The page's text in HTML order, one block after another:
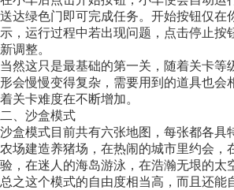
送达绿色门即可完成任务。开始按钮仅在
示，运行过程中若出现问题，点击停止按
新调整。
当然这只是最基础的第一关，随着关卡等
形会慢慢变得复杂，需要用到的道具也会
着关卡难度在不断增加。
二、沙盒模式
沙盒模式目前共有六张地图，每张都各具
农场建造养猪场，在热闹的城市里约会，
验，在迷人的海岛游泳，在浩瀚无垠的太
总之这个模式的自由度相当高，而且还能